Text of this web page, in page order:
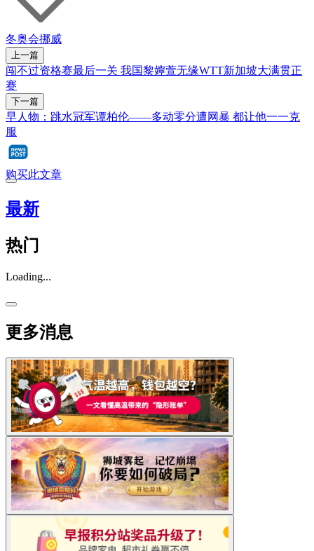
冬奥会挪威
上一篇
闯不过资格赛最后一关 我国黎嬣萱无缘WTT新加坡大满贯正
赛
下一篇
早人物：跳水冠军谭柏伦——多动零分遭网暴 都让他一一克
服
购买此文章
最新
热门
Loading...
更多消息